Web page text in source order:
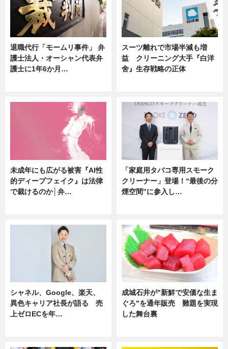
退職代行「モームリ事件」 弁
護士法人・オーシャン代表弁
護士に1年6か月…
スーツ離れで市場半減も増
益 クリーニング大手『白洋
舍』生存戦略の正体
未成年にも広がる被害『AI性
的ディープフェイク』は法律
で裁けるのか│弁…
「家庭用タバコ専用スモーク
クリーナー」登場！“最後の分
煙空間”に参入し…
シャネル、Google、楽天、
異色キャリア社長が語る 売
上ゼロECを年…
成城石井が"新鮮で安価な生ま
ぐろ"を通年販売 難題を実現
した舞台裏